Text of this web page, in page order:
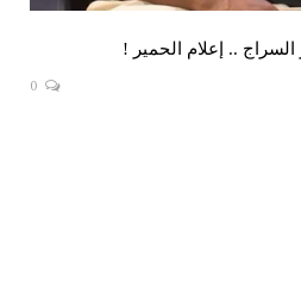
.. إعلام الحمير !